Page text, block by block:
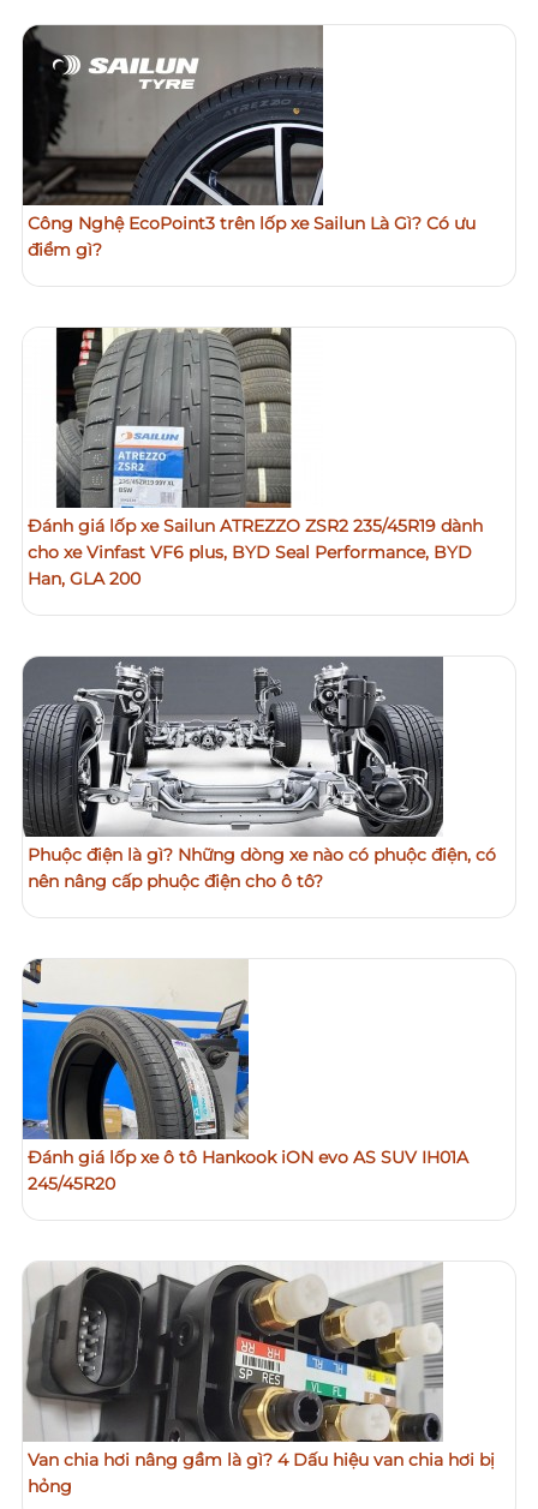
Công Nghệ EcoPoint3 trên lốp xe Sailun Là Gì? Có ưu
điểm gì?
Đánh giá lốp xe Sailun ATREZZO ZSR2 235/45R19 dành
cho xe Vinfast VF6 plus, BYD Seal Performance, BYD
Han, GLA 200
Phuộc điện là gì? Những dòng xe nào có phuộc điện, có
nên nâng cấp phuộc điện cho ô tô?
Đánh giá lốp xe ô tô Hankook iON evo AS SUV IH01A
245/45R20
Van chia hơi nâng gầm là gì? 4 Dấu hiệu van chia hơi bị
hỏng